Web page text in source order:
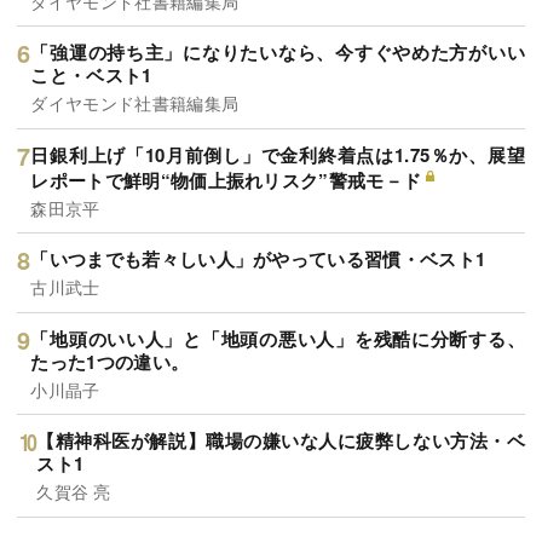
「強運の持ち主」になりたいなら、今すぐやめた方がいい
こと・ベスト1
ダイヤモンド社書籍編集局
日銀利上げ「10月前倒し」で金利終着点は1.75％か、展望
レポートで鮮明“物価上振れリスク”警戒モ－ド
森田京平
「いつまでも若々しい人」がやっている習慣・ベスト1
古川武士
「地頭のいい人」と「地頭の悪い人」を残酷に分断する、
たった1つの違い。
小川晶子
【精神科医が解説】職場の嫌いな人に疲弊しない方法・ベ
スト1
久賀谷 亮